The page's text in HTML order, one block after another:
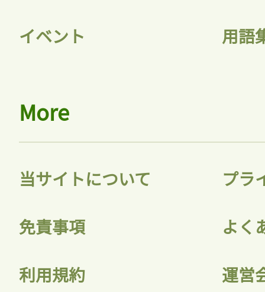
記事をお気に入りに
ログインが必
会員登録
イベント 用語
More
当サイトについて プラ
免責事項 よく
利用規約 運営